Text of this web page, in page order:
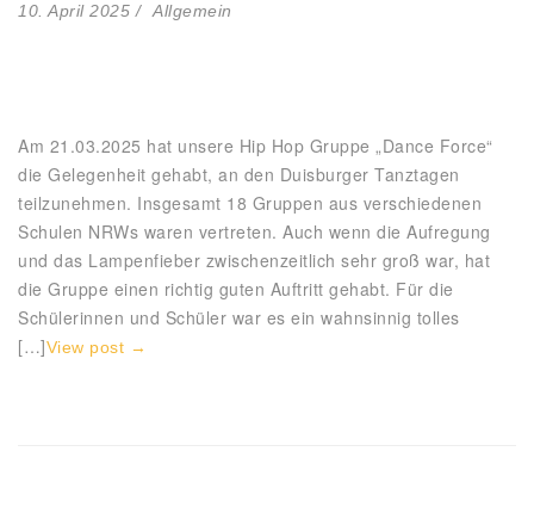
10. April 2025 Allgemein
Am 21.03.2025 hat unsere Hip Hop Gruppe „Dance Force“
die Gelegenheit gehabt, an den Duisburger Tanztagen
teilzunehmen. Insgesamt 18 Gruppen aus verschiedenen
Schulen NRWs waren vertreten. Auch wenn die Aufregung
und das Lampenfieber zwischenzeitlich sehr groß war, hat
die Gruppe einen richtig guten Auftritt gehabt. Für die
Schülerinnen und Schüler war es ein wahnsinnig tolles
[…]View post →